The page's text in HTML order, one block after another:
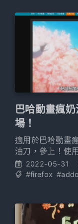
人。
巴哈動畫瘋
場！
適用於巴哈動畫
油刀，參上！使
2022-05-31
#firefox